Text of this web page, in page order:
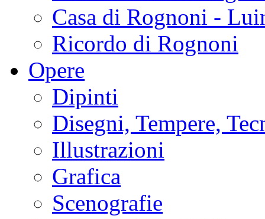
Casa di Rognoni -
Ricordo di Rognoni
Opere
Dipinti
Disegni, Tempere,
Illustrazioni
Grafica
Scenografie